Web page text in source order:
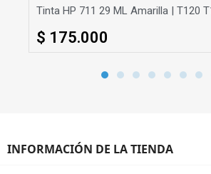
Tinta HP 711 29 ML Amarilla | T120
$ 175.000
INFORMACIÓN DE LA TIENDA